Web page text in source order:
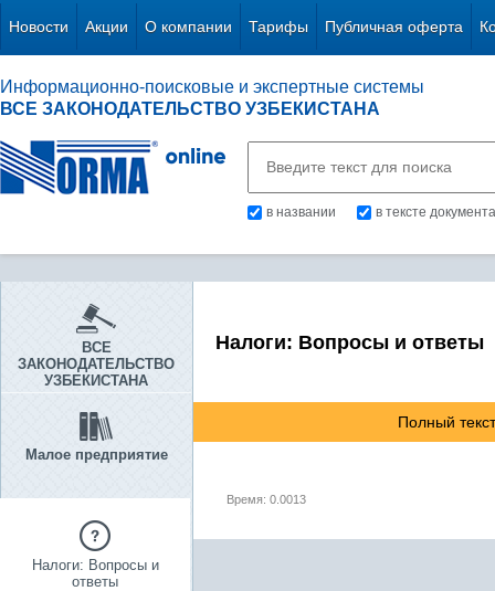
Новости Акции О компании Тарифы Публичная оферта
Информационно-поисковые и экспертные системы
ВСЕ ЗАКОНОДАТЕЛЬСТВО УЗБЕКИСТАНА
в названии в тексте документа
ВСЕ
ЗАКОНОДАТЕЛЬСТВО
УЗБЕКИСТАНА
Малое предприятие
Налоги: Вопросы и
ответы
Налоги: Вопросы и ответы
Полный
Время: 0.0013